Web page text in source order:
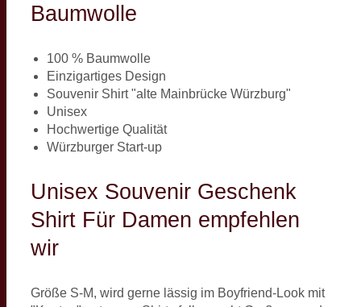
Baumwolle
100 % Baumwolle
Einzigartiges Design
Souvenir Shirt "alte Mainbrücke Würzburg"
Unisex
Hochwertige Qualität
Würzburger Start-up
Unisex Souvenir Geschenk
Shirt Für Damen empfehlen
wir
Größe S-M, wird gerne lässig im Boyfriend-Look mit